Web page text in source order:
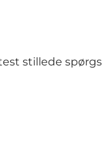
stillede